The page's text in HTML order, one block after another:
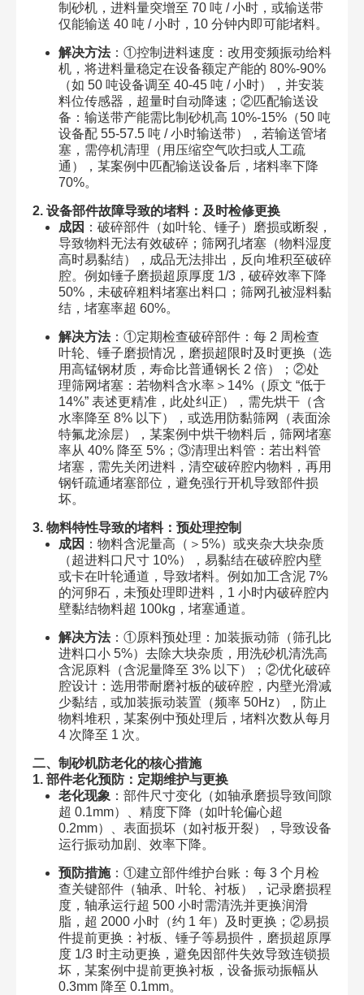
制砂机，进料量突增至 70 吨 / 小时，或输送带
仅能输送 40 吨 / 小时，10 分钟内即可能堵料。
解决方法：①控制进料速度：改用变频振动给料
机，将进料量稳定在设备额定产能的 80%-90%
（如 50 吨设备调至 40-45 吨 / 小时），并安装
料位传感器，超量时自动降速；②匹配输送设
备：输送带产能需比制砂机高 10%-15%（50 吨
设备配 55-57.5 吨 / 小时输送带），若输送管堵
塞，需停机清理（用压缩空气吹扫或人工疏
通），某案例中匹配输送设备后，堵料率下降
70%。
2. 设备部件故障导致的堵料：及时检修更换
成因 ：破碎部件（如叶轮、锤子）磨损或断裂，
导致物料无法有效破碎；筛网孔堵塞（物料湿度
高时易黏结），成品无法排出，反向堆积至破碎
腔。例如锤子磨损超原厚度 1/3，破碎效率下降
50%，未破碎粗料堵塞出料口；筛网孔被湿料黏
结，堵塞率超 60%。
解决方法：①定期检查破碎部件：每 2 周检查
叶轮、锤子磨损情况，磨损超限时及时更换（选
用高锰钢材质，寿命比普通钢长 2 倍）；②处
理筛网堵塞：若物料含水率＞14%（原文 “低于
14%” 表述更精准，此处纠正），需先烘干（含
水率降至 8% 以下），或选用防黏筛网（表面涂
特氟龙涂层），某案例中烘干物料后，筛网堵塞
率从 40% 降至 5%；③清理出料管：若出料管
堵塞，需先关闭进料，清空破碎腔内物料，再用
钢钎疏通堵塞部位，避免强行开机导致部件损
坏。
3. 物料特性导致的堵料：预处理控制
成因 ：物料含泥量高（＞5%）或夹杂大块杂质
（超进料口尺寸 10%），易黏结在破碎腔内壁
或卡在叶轮通道，导致堵料。例如加工含泥 7%
的河卵石，未预处理即进料，1 小时内破碎腔内
壁黏结物料超 100kg，堵塞通道。
解决方法：①原料预处理：加装振动筛（筛孔比
进料口小 5%）去除大块杂质，用洗砂机清洗高
含泥原料（含泥量降至 3% 以下）；②优化破碎
腔设计：选用带耐磨衬板的破碎腔，内壁光滑减
少黏结，或加装振动装置（频率 50Hz），防止
物料堆积，某案例中预处理后，堵料次数从每月
4 次降至 1 次。
二、制砂机防老化的核心措施
1. 部件老化预防：定期维护与更换
老化现象 ：部件尺寸变化（如轴承磨损导致间隙
超 0.1mm）、精度下降（如叶轮偏心超
0.2mm）、表面损坏（如衬板开裂），导致设备
运行振动加剧、效率下降。
预防措施：①建立部件维护台账：每 3 个月检
查关键部件（轴承、叶轮、衬板），记录磨损程
度，轴承运行超 500 小时需清洗并更换润滑
脂，超 2000 小时（约 1 年）及时更换；②易损
件提前更换：衬板、锤子等易损件，磨损超原厚
度 1/3 时主动更换，避免因部件失效导致连锁损
坏，某案例中提前更换衬板，设备振动振幅从
0.3mm 降至 0.1mm。